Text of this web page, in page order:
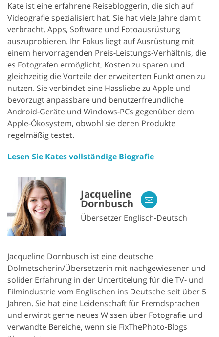
Kate ist eine erfahrene Reisebloggerin, die sich auf
Videografie spezialisiert hat. Sie hat viele Jahre damit
verbracht, Apps, Software und Fotoausrüstung
auszuprobieren. Ihr Fokus liegt auf Ausrüstung mit
einem hervorragenden Preis-Leistungs-Verhältnis, die
es Fotografen ermöglicht, Kosten zu sparen und
gleichzeitig die Vorteile der erweiterten Funktionen zu
nutzen. Sie verbindet eine Hassliebe zu Apple und
bevorzugt anpassbare und benutzerfreundliche
Android-Geräte und Windows-PCs gegenüber dem
Apple-Ökosystem, obwohl sie deren Produkte
regelmäßig testet.
Lesen Sie Kates vollständige Biografie
Jacqueline
Dornbusch
Übersetzer Englisch-Deutsch
Jacqueline Dornbusch ist eine deutsche
Dolmetscherin/Übersetzerin mit nachgewiesener und
solider Erfahrung in der Untertitelung für die TV- und
Filmindustrie vom Englischen ins Deutsche seit über 5
Jahren. Sie hat eine Leidenschaft für Fremdsprachen
und erwirbt gerne neues Wissen über Fotografie und
verwandte Bereiche, wenn sie FixThePhoto-Blogs